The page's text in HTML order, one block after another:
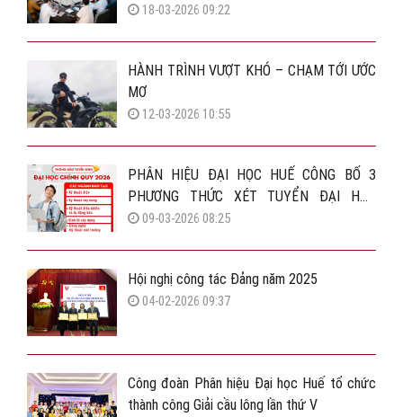
thái vườn ươm khởi nghiệp
18-03-2026 09:22
HÀNH TRÌNH VƯỢT KHÓ – CHẠM TỚI ƯỚC
MƠ
12-03-2026 10:55
PHÂN HIỆU ĐẠI HỌC HUẾ CÔNG BỐ 3
PHƯƠNG THỨC XÉT TUYỂN ĐẠI HỌC
CHÍNH QUY 2026
09-03-2026 08:25
Hội nghị công tác Đảng năm 2025
04-02-2026 09:37
Công đoàn Phân hiệu Đại học Huế tổ chức
thành công Giải cầu lông lần thứ V